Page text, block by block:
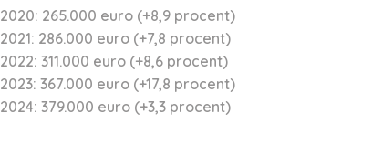
2020: 265.000 euro (+8,9 procent)
2021: 286.000 euro (+7,8 procent)
2022: 311.000 euro (+8,6 procent)
2023: 367.000 euro (+17,8 procent)
2024: 379.000 euro (+3,3 procent)